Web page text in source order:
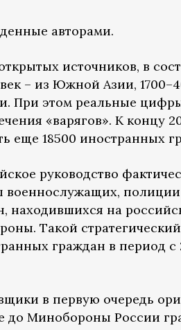
авторами.
источников, в
– из Южной Азии,
При этом реальные
«варягов». К концу
еще 18500 иностранных
руководство
военнослужащих,
находившихся на
Такой
граждан в период
в первую очередь
до Минобороны России